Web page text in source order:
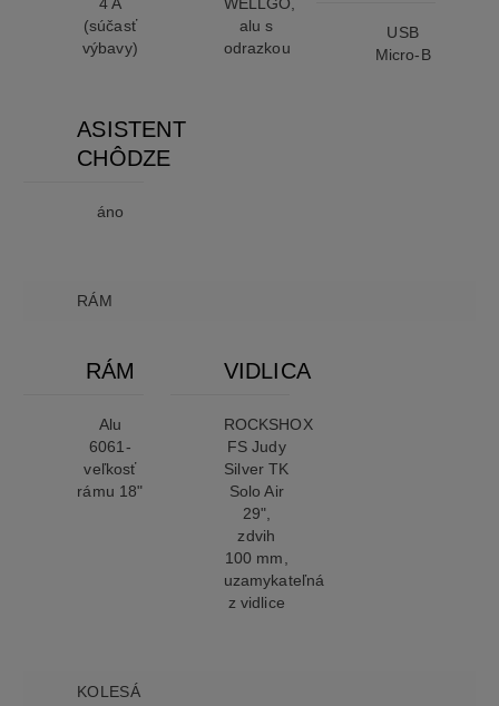
4 A
(súčasť
výbavy)
WELLGO,
alu s
odrazkou
USB
Micro-B
ASISTENT
CHÔDZE
áno
RÁM
RÁM
Alu
6061-
veľkosť
rámu 18"
VIDLICA
ROCKSHOX
FS Judy
Silver TK
Solo Air
29",
zdvih
100 mm,
uzamykateľná
z vidlice
KOLESÁ